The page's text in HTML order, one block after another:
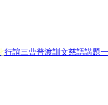
行誼三曹普渡訓文慈語講題